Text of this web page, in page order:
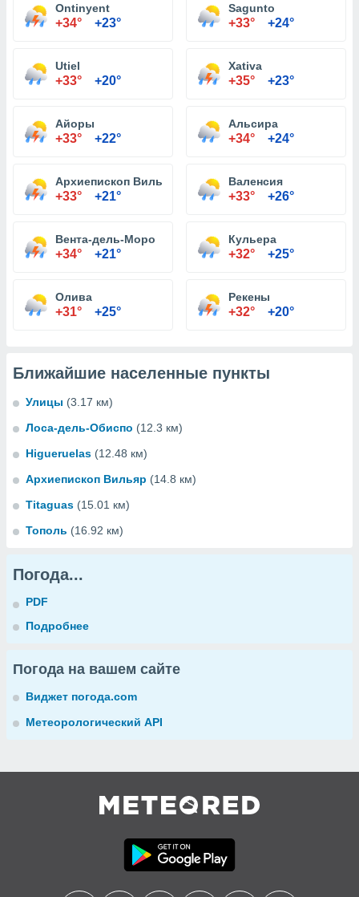
Ontinyent
+34° +23°
Sagunto
+33° +24°
Utiel
+33° +20°
Xativa
+35° +23°
Айоры
+33° +22°
Альсира
+34° +24°
Архиепископ Вильяр
+33° +21°
Валенсия
+33° +26°
Вента-дель-Моро
+34° +21°
Кульера
+32° +25°
Олива
+31° +25°
Рекены
+32° +20°
Ближайшие населенные пункты
Улицы (3.17 км)
Лоса-дель-Обиспо (12.3 км)
Higueruelas (12.48 км)
Архиепископ Вильяр (14.8 км)
Titaguas (15.01 км)
Тополь (16.92 км)
Погода...
PDF
Подробнее
Погода на вашем сайте
Виджет погода.com
Метеорологический API